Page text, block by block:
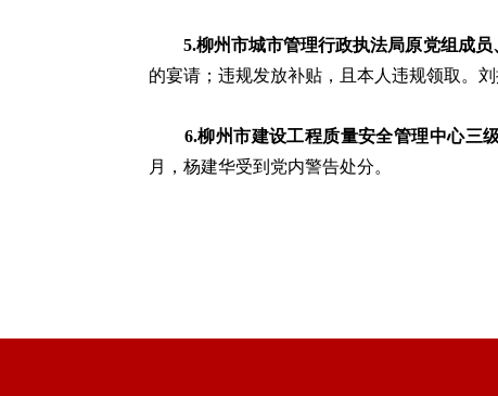
5.柳州市城市管理行政执法局原党组成
的宴请；违规发放补贴，且本人违规领取。
6.柳州市建设工程质量安全管理中心三
月，杨建华受到党内警告处分。